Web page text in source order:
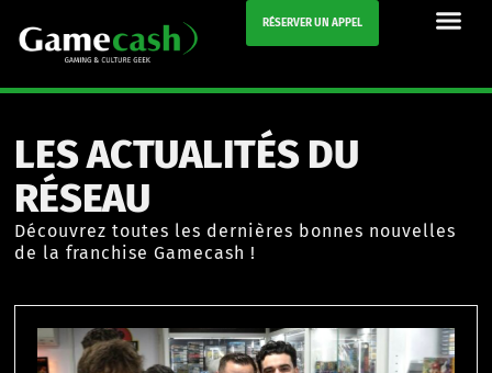
RÉSERVER UN APPEL
LES ACTUALITÉS DU
RÉSEAU
Découvrez toutes les dernières bonnes nouvelles
de la franchise Gamecash !